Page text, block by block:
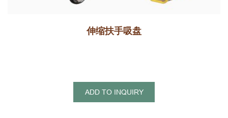
伸缩扶手吸盘
ADD TO INQUIRY